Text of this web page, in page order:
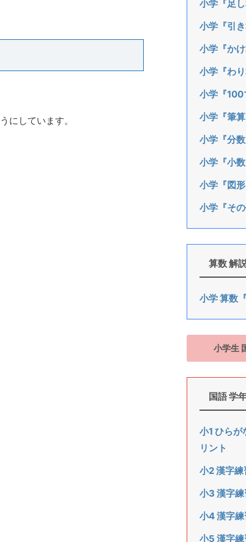
にしています。
小学『足
小学『引
小学『か
小学『わ
小学『100
小学『筆
小学『分
小学『小
小学『図
小学『そ
算数 解
小学 算数
小学生
国語 学
小1 ひら
リント
小2 漢字練
小3 漢字練
小4 漢字練
小5 漢字練